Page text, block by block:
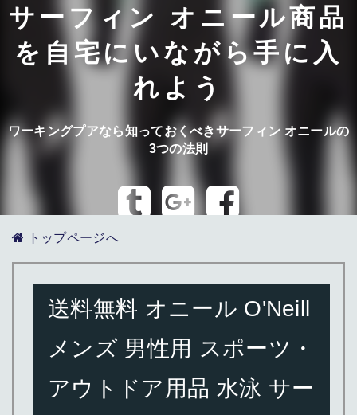
サーフィン オニール商品
を自宅にいながら手に入
れよう
ワーキングプアなら知っておくべきサーフィン オニールの
3つの法則
トップページへ
送料無料 オニール O'Neill
メンズ 男性用 スポーツ・
アウトドア用品 水泳 サー